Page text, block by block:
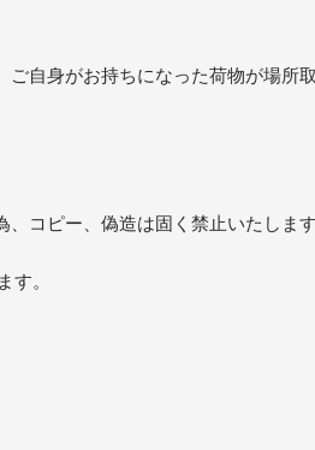
自身がお持ちになった荷物が場所
コピー、偽造は固く禁止いたします
。